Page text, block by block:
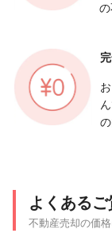
よくあるご
不動産売却の価